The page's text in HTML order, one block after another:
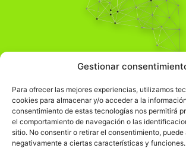
Gestionar
Para ofrecer las mejores experiencias, utilizamos
cookies para almacenar y/o acceder a la
consentimiento de estas tecnologías nos permitirá
el comportamiento de navegación o las
sitio. No consentir o retirar el consentimiento,
negativamente a ciertas características y funciones.
Pensamiento Crítico
Comprender el mundo para
Información Legal